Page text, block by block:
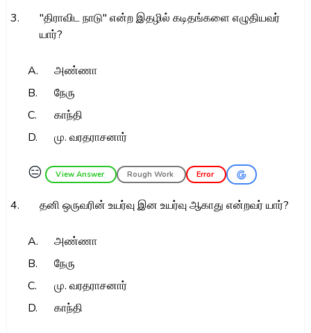
3.
"திராவிட நாடு" என்ற இதழில் கடிதங்களை எழுதியவர்
யார்?
A.
அண்ணா
B.
நேரு
C.
காந்தி
D.
மு. வரதராசனார்
😑 View Answer Rough Work Error
4. தனி ஒருவரின் உயர்வு இன உயர்வு ஆகாது என்றவர் யார்?
A.
அண்ணா
B.
நேரு
C.
மு. வரதராசனார்
D.
காந்தி